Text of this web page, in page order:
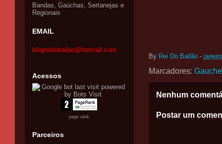
By Rei Do Bailão -
Marcadores:
Nenhum
Postar um
Bandas, Gaúchas, Sertanejas e
Regionais
EMAIL
blogreidobailao@hotmail.com
Acessos
page rank
Parceiros